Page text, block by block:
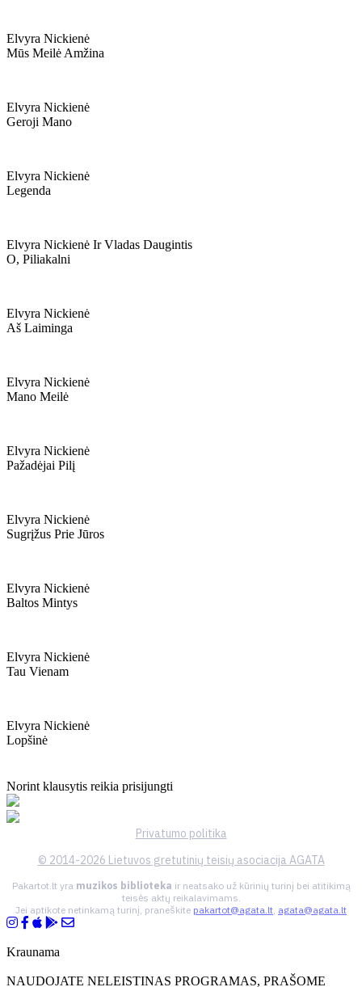
Elvyra Nickienė
Mūs Meilė Amžina
Elvyra Nickienė
Geroji Mano
Elvyra Nickienė
Legenda
Elvyra Nickienė Ir Vladas Daugintis
O, Piliakalni
Elvyra Nickienė
Aš Laiminga
Elvyra Nickienė
Mano Meilė
Elvyra Nickienė
Pažadėjai Pilį
Elvyra Nickienė
Sugrįžus Prie Jūros
Elvyra Nickienė
Baltos Mintys
Elvyra Nickienė
Tau Vienam
Elvyra Nickienė
Lopšinė
Norint klausytis reikia prisijungti
Privatumo politika
© 2014-2026 Lietuvos gretutinių teisių asociacija AGATA
Pakartot.lt yra muzikos biblioteka ir neatsako už kūrinių turinį bei atitikimą
teisės aktų reikalavimams.
Jei aptikote netinkamą turinį, praneškite pakartot@agata.lt, agata@agata.lt
Kraunama
NAUDOJATE NELEISTINAS PROGRAMAS, PRAŠOME